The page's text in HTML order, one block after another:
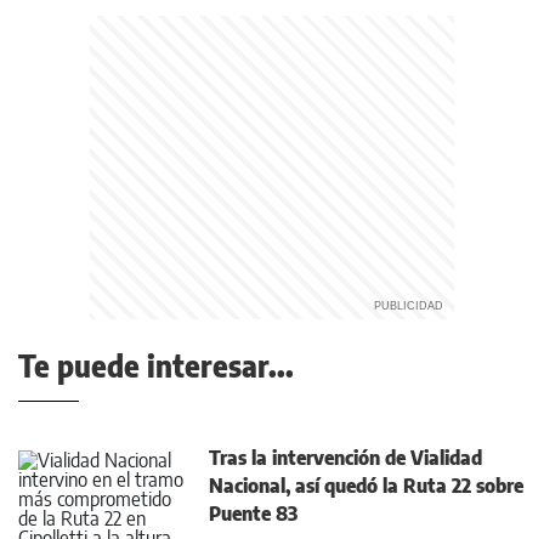
Te puede interesar...
Tras la intervención de Vialidad
Nacional, así quedó la Ruta 22 sobre
Puente 83